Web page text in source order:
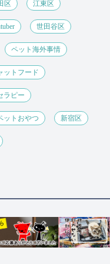
区 江東区
世田谷区
ペット海外事情
ットフード
ラピー
ットおやつ 新宿区